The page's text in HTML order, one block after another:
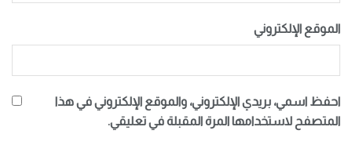
الموقع الإلكتروني
احفظ اسمي، بريدي الإلكتروني، والموقع الإلكتروني في هذا
المتصفح لاستخدامها المرة المقبلة في تعليقي.